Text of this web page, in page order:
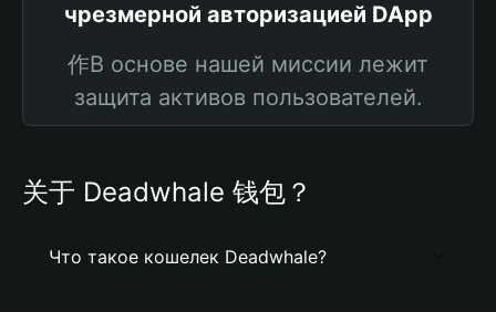
чрезмерной авторизацией DApp
作В основе нашей миссии лежит
защита активов пользователей.
关于 Deadwhale 钱包？
Что такое кошелек Deadwhale?